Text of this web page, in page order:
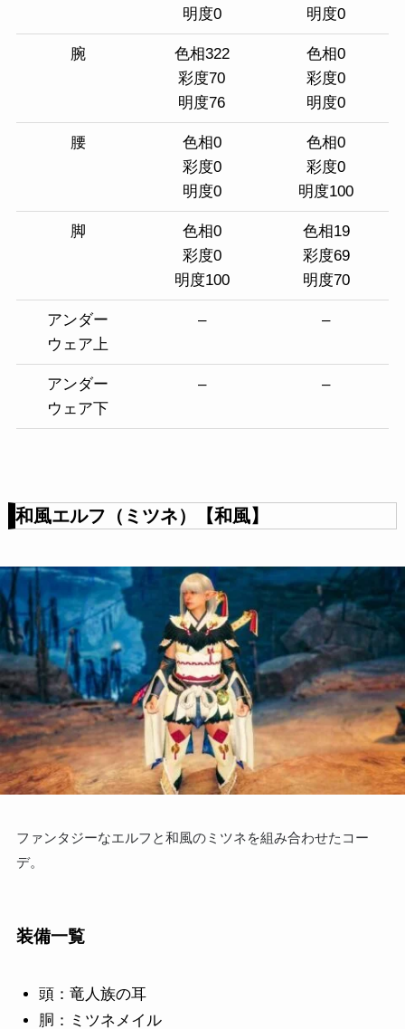
明度0
明度0
腕
色相322
彩度70
明度76
色相0
彩度0
明度0
腰
色相0
彩度0
明度0
色相0
彩度0
明度100
脚
色相0
彩度0
明度100
色相19
彩度69
明度70
アンダー
ウェア上
– –
アンダー
ウェア下
– –
和風エルフ（ミツネ）【和風】
ファンタジーなエルフと和風のミツネを組み合わせたコー
デ。
装備一覧
頭：竜人族の耳
胴：ミツネメイル